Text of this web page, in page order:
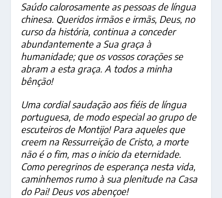
Saúdo calorosamente as pessoas de língua
chinesa. Queridos irmãos e irmãs, Deus, no
curso da história, continua a conceder
abundantemente a Sua graça à
humanidade; que os vossos corações se
abram a esta graça. A todos a minha
bênção!
Uma cordial saudação aos fiéis de língua
portuguesa, de modo especial ao grupo de
escuteiros de Montijo! Para aqueles que
creem na Ressurreição de Cristo, a morte
não é o fim, mas o início da eternidade.
Como peregrinos de esperança nesta vida,
caminhemos rumo à sua plenitude na Casa
do Pai! Deus vos abençoe!